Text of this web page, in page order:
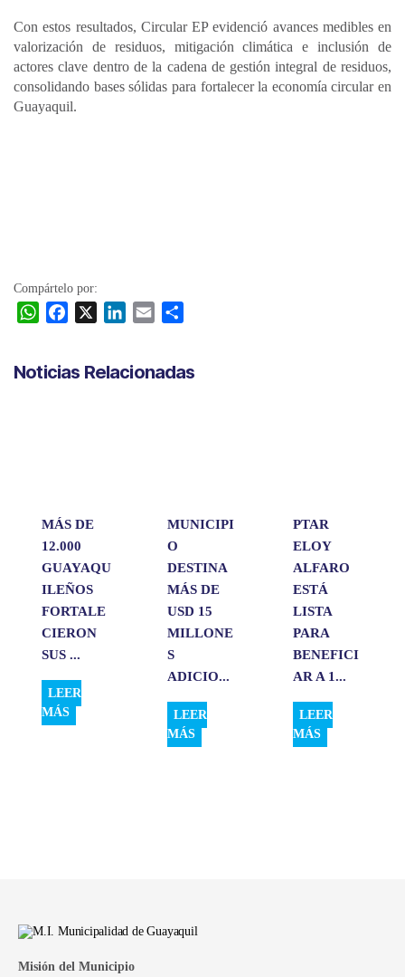
Con estos resultados, Circular EP evidenció avances medibles en
valorización de residuos, mitigación climática e inclusión de
actores clave dentro de la cadena de gestión integral de residuos,
consolidando bases sólidas para fortalecer la economía circular en
Guayaquil.
Compártelo por:
W
t
e
k
i
p
Noticias Relacionadas
MÁS DE
12.000
GUAYAQU
ILEÑOS
FORTALE
CIERON
SUS ...
LEER
MÁS
MUNICIPI
O
DESTINA
MÁS DE
USD 15
MILLONE
S
ADICIO...
LEER
MÁS
PTAR
ELOY
ALFARO
ESTÁ
LISTA
PARA
BENEFICI
AR A 1...
LEER
MÁS
Misión del Municipio